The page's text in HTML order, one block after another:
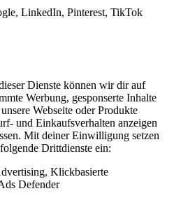
LinkedIn, Pinterest, TikTok
Dienste können wir dir auf
Werbung, gesponserte Inhalte
Webseite oder Produkte
und Einkaufsverhalten anzeigen
Mit deiner Einwilligung setzen
Drittdienste ein:
Klickbasierte
Defender